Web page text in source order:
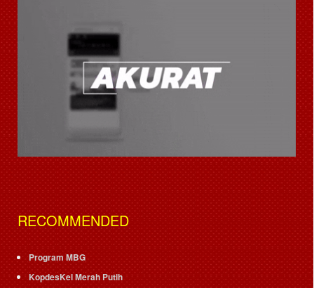
RECOMMENDED
Program MBG
KopdesKel Merah Putih